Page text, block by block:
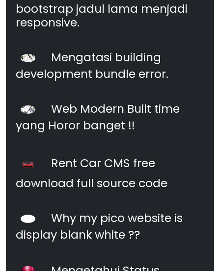
bootstrap jadul lama menjadi
responsive.
Mengatasi building
development bundle error.
Web Modern Built time
yang Horor banget !!
Rent Car CMS free
download full source code
Why my pico website is
display blank white ??